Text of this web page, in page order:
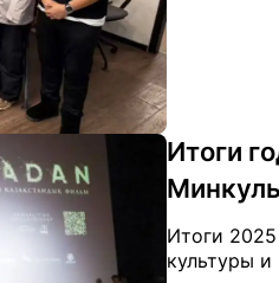
Итоги
Итоги
культуры